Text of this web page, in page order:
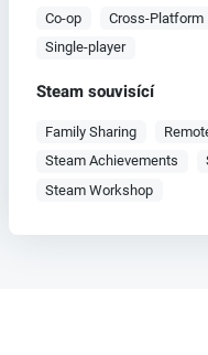
Co-op Cross-Platform
Single-player
Steam souvisící
Family Sharing
Steam Achievements
Steam Workshop